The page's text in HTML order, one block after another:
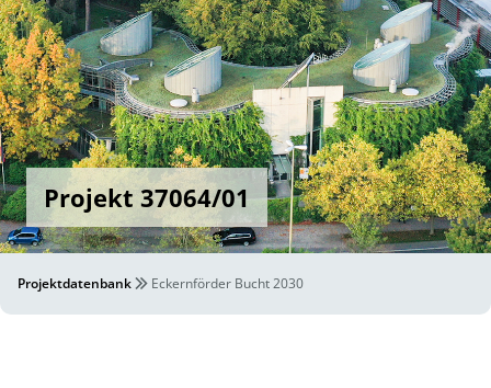
Projekt 37064/01
Projektdatenbank Eckernförder Bucht 2030